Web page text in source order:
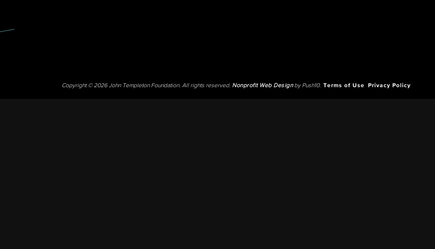
Copyright © 2026 John Templeton Foundation. All rights reserved. Nonprofit Web Designby Push10. Terms of Use Privacy Policy